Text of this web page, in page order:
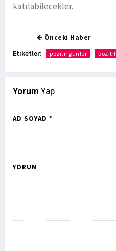
katılabilecekler.
Önceki Haber
Etiketler: pozitif günler
Yorum Yap
AD SOYAD *
YORUM